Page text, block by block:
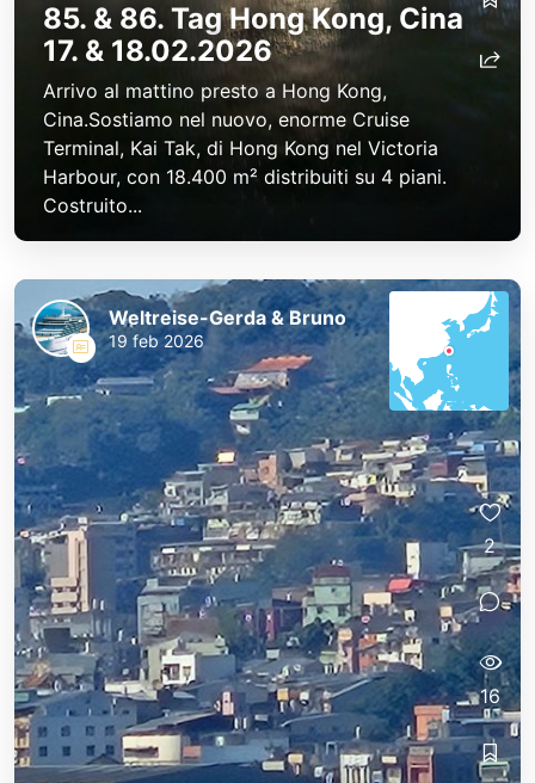
85. & 86. Tag Hong Kong, Cina
17. & 18.02.2026
Arrivo al mattino presto a Hong Kong,
Cina.Sostiamo nel nuovo, enorme Cruise
Terminal, Kai Tak, di Hong Kong nel Victoria
Harbour, con 18.400 m² distribuiti su 4 piani.
Costruito...
Weltreise-Gerda & Bruno
19 feb 2026
2
16